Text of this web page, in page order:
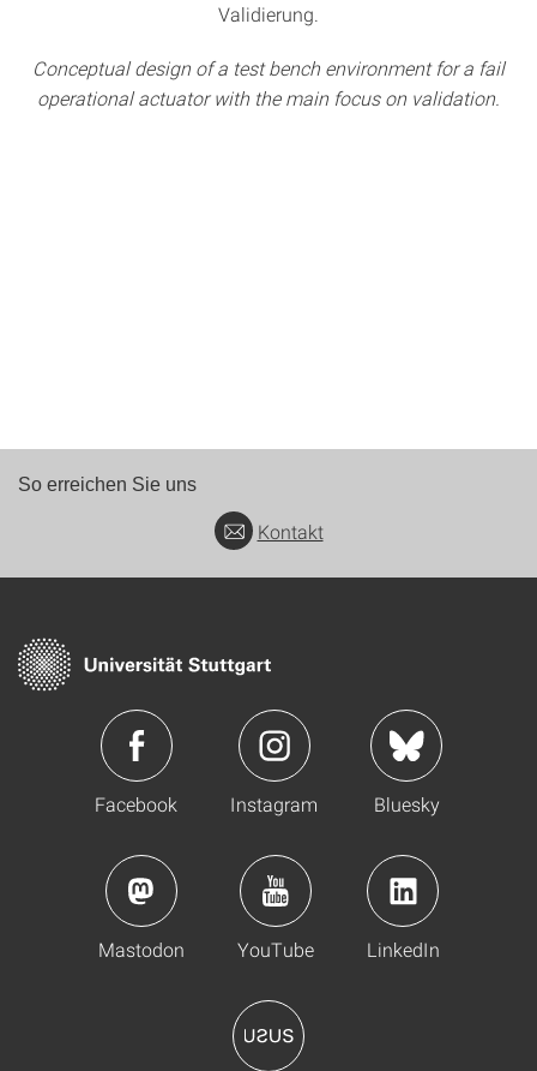
Validierung.
Conceptual design of a test bench environment for a fail
operational actuator with the main focus on validation.
So erreichen Sie uns
Kontakt
Facebook Instagram Bluesky
Mastodon YouTube LinkedIn